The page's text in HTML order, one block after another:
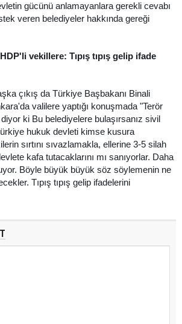
gücünü anlamayanlara gerekli cevabı
veren belediyeler hakkında gereği
vekillere: Tıpış tıpış gelip ifade
çıkış da Türkiye Başbakanı Binali
valilere yaptığı konuşmada "Terör
ki Bu belediyelere bulaşırsanız sivil
hukuk devleti kimse kusura
sırtını sıvazlamakla, ellerine 3-5 silah
kafa tutacaklarını mı sanıyorlar. Daha
Böyle büyük büyük söz söylemenin ne
Tıpış tıpış gelip ifadelerini